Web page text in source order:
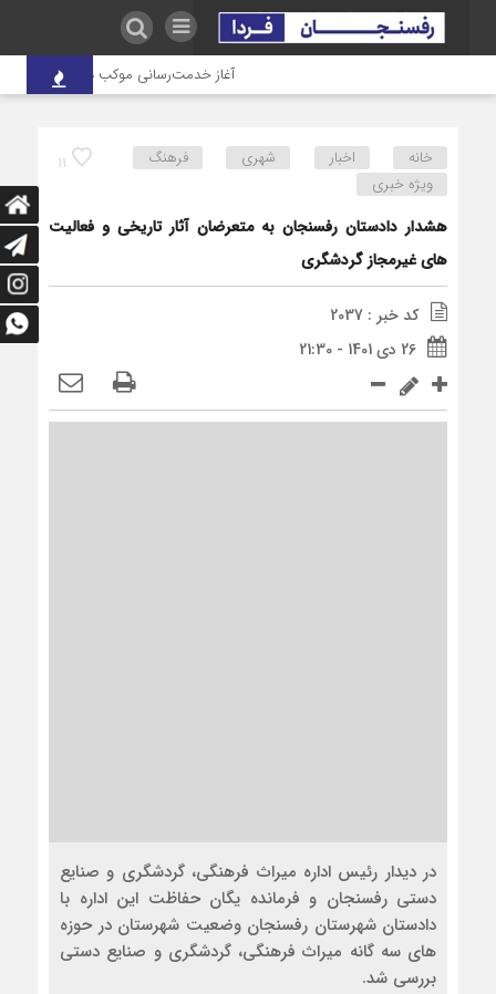
آغاز خدمت‌رسانی موکب درمانی شهدای
11 خانه اخبار شهری
فرهنگ
ویژه خبری
هشدار دادستان رفسنجان به متعرضان آثار تاریخی و فعالیت
های غیرمجاز گردشگری
کد خبر : 2037
26 دی 1401 - 21:30
در دیدار رئیس اداره میراث فرهنگی، گردشگری و صنایع
دستی رفسنجان و فرمانده یگان حفاظت این اداره با
دادستان شهرستان رفسنجان وضعیت شهرستان در حوزه
های سه گانه میراث فرهنگی، گردشگری و صنایع دستی
بررسی شد.